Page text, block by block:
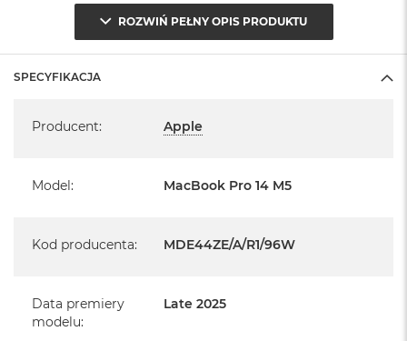
1 x Gniazdo na kartę SDXC
MacBook Pro jest nowy
Posiada pełną, 12 miesięczną gwarancję
ROZWIŃ PEŁNY OPIS PRODUKTU
SPECYFIKACJA
Producent: Apple
Model: MacBook Pro 14 M5
Kod producenta: MDE44ZE/A/R1/96W
Data premiery
modelu:
Late 2025